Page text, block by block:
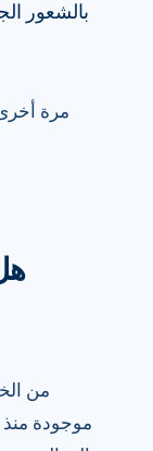
بالشعور
مرة
من
موجودة منذ